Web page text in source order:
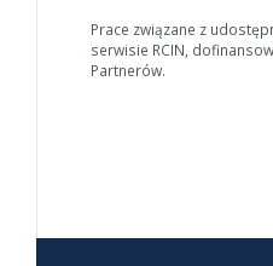
Prace związane z
serwisie RCIN,
Partnerów.